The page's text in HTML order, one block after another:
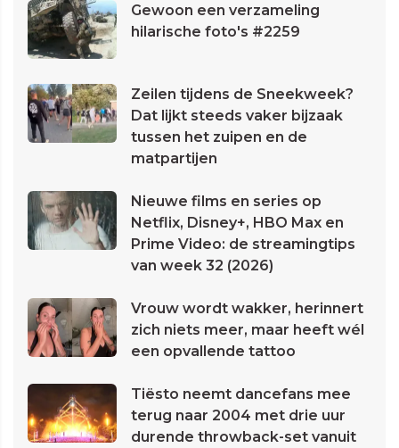
Gewoon een verzameling
hilarische foto's #2259
Zeilen tijdens de Sneekweek?
Dat lijkt steeds vaker bijzaak
tussen het zuipen en de
matpartijen
Nieuwe films en series op
Netflix, Disney+, HBO Max en
Prime Video: de streamingtips
van week 32 (2026)
Vrouw wordt wakker, herinnert
zich niets meer, maar heeft wél
een opvallende tattoo
Tiësto neemt dancefans mee
terug naar 2004 met drie uur
durende throwback-set vanuit